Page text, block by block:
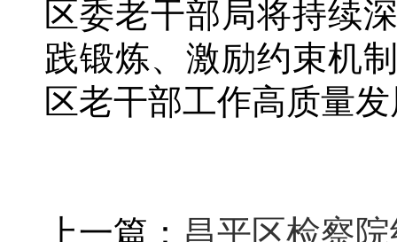
区委老干部局将持续
践锻炼、激励约束机
区老干部工作高质量
上一篇： 昌平区检察